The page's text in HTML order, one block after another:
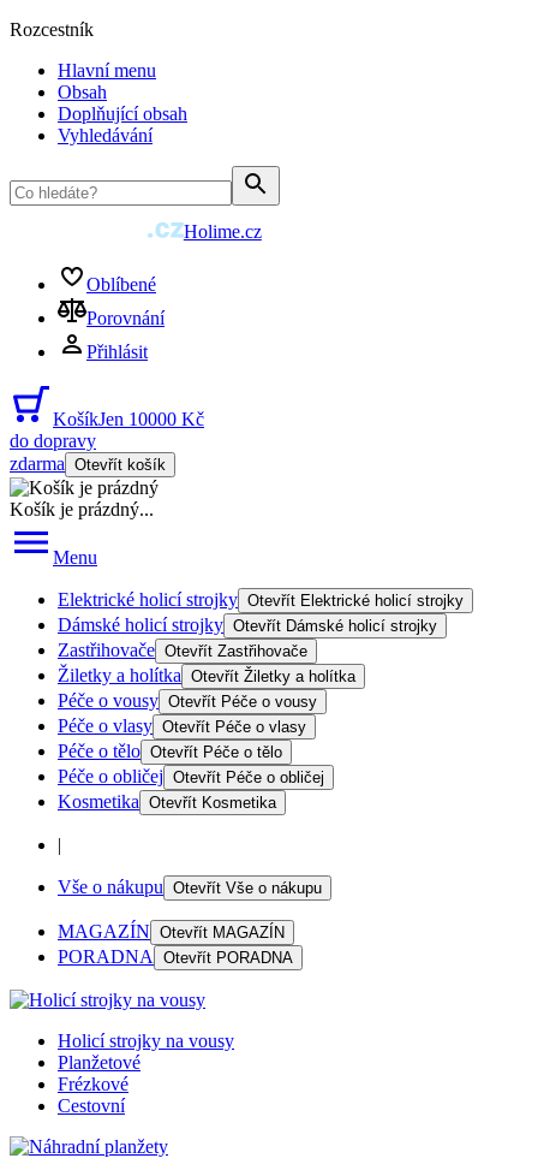
Rozcestník
Hlavní menu
Obsah
Doplňující obsah
Vyhledávání
Holime.cz
Oblíbené
Porovnání
Přihlásit
KošíkJen 10000 Kč
do dopravy
zdarma Otevřít košík
Košík je prázdný...
Menu
Elektrické holicí strojky Otevřít Elektrické holicí strojky
Dámské holicí strojky Otevřít Dámské holicí strojky
Zastřihovače Otevřít Zastřihovače
Žiletky a holítka Otevřít Žiletky a holítka
Péče o vousy Otevřít Péče o vousy
Péče o vlasy Otevřít Péče o vlasy
Péče o tělo Otevřít Péče o tělo
Péče o obličej Otevřít Péče o obličej
Kosmetika Otevřít Kosmetika
|
Vše o nákupu Otevřít Vše o nákupu
MAGAZÍN Otevřít MAGAZÍN
PORADNA Otevřít PORADNA
Holicí strojky na vousy
Planžetové
Frézkové
Cestovní